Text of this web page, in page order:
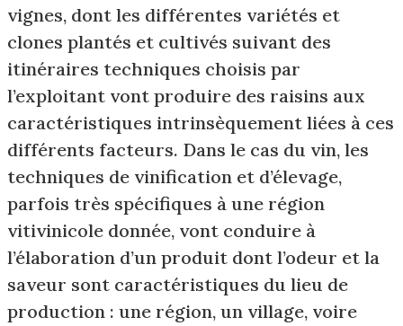
vignes, dont les différentes variétés et
clones plantés et cultivés suivant des
itinéraires techniques choisis par
l’exploitant vont produire des raisins aux
caractéristiques intrinsèquement liées à ces
différents facteurs. Dans le cas du vin, les
techniques de vinification et d’élevage,
parfois très spécifiques à une région
vitivinicole donnée, vont conduire à
l’élaboration d’un produit dont l’odeur et la
saveur sont caractéristiques du lieu de
production : une région, un village, voire